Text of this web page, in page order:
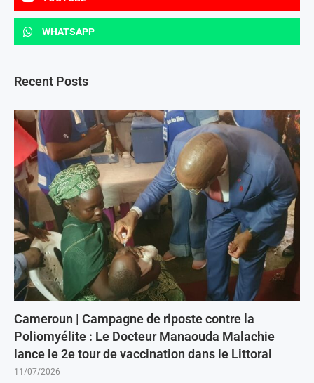
WHATSAPP
Recent Posts
Cameroun | Campagne de riposte contre la
Poliomyélite : Le Docteur Manaouda Malachie
lance le 2e tour de vaccination dans le Littoral
11/07/2026